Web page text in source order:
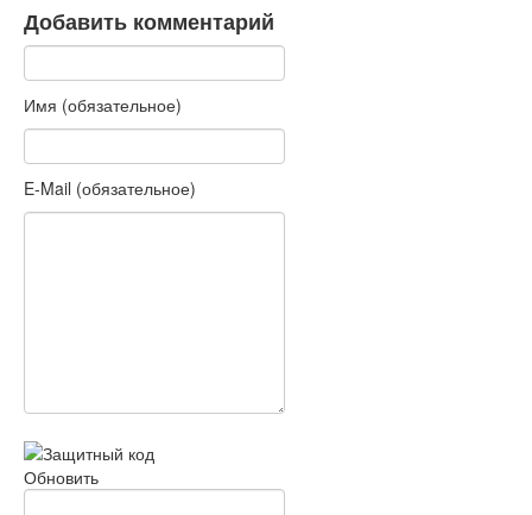
Добавить комментарий
Имя (обязательное)
E-Mail (обязательное)
Обновить